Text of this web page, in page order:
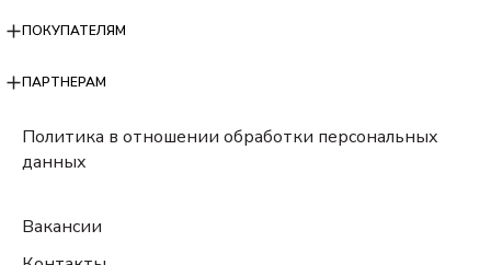
ПОКУПАТЕЛЯМ
ПАРТНЕРАМ
Политика в отношении обработки персональных
данных
Вакансии